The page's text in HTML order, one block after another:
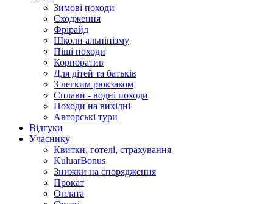
Зимові походи
Сходження
Фрірайд
Школи альпінізму
Піші походи
Корпоратив
Для дітей та батьків
З легким рюкзаком
Сплави - водні походи
Походи на вихідні
Авторські тури
Відгуки
Учаснику
Квитки, готелі, страхування
KuluarBonus
Знижки на спорядження
Прокат
Оплата